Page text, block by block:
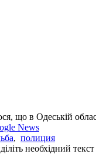
що в Одеській
News
, полиция
необхідний